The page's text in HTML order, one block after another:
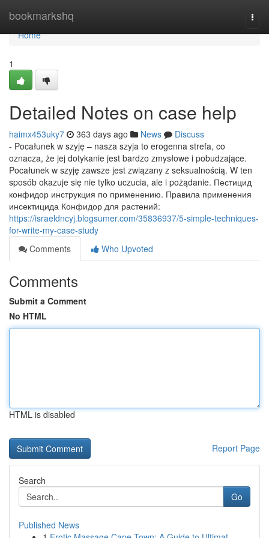
bookmarkshq
Home
Home
1
Detailed Notes on case help
haimx453uky7 363 days ago News
Discuss
- Pocałunek w szyję – nasza szyja to erogenna strefa, co
oznacza, że jej dotykanie jest bardzo zmysłowe i pobudzające.
Pocałunek w szyję zawsze jest związany z seksualnością. W ten
sposób okazuje się nie tylko uczucia, ale i pożądanie. Пестицид
конфидор инструкция по применению. Правила применения
инсектицида Конфидор для растений:
https://israeldncyj.blogsumer.com/35836937/5-simple-techniques-
for-write-my-case-study
Comments
Who Upvoted
Comments
Submit a Comment
No HTML
HTML is disabled
Report Page
Search
Go
Published News